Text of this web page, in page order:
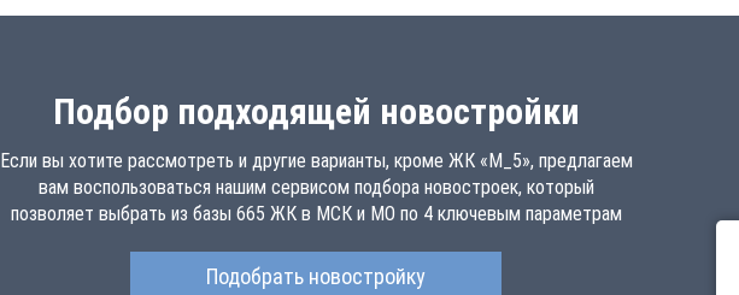
Подбор подходящей новостройки
Если вы хотите рассмотреть и другие варианты, кроме ЖК «М_5», предлагаем
вам воспользоваться нашим сервисом подбора новостроек, который
позволяет выбрать из базы 665 ЖК в МСК и МО по 4 ключевым параметрам
Подобрать новостройку